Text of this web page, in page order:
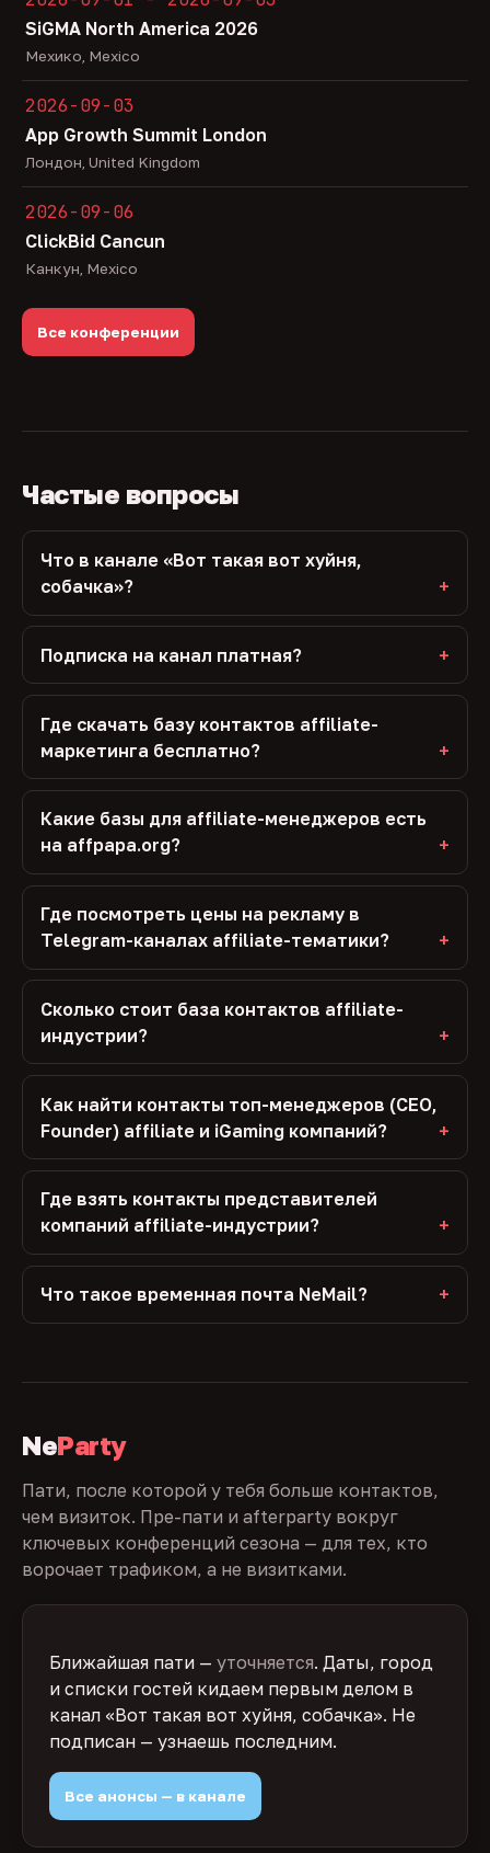
SiGMA North America 2026
Мехико, Mexico
2026-09-03
App Growth Summit London
Лондон, United Kingdom
2026-09-06
ClickBid Cancun
Канкун, Mexico
Все конференции
Частые вопросы
Что в канале «Вот такая вот хуйня,
собачка»?
Подписка на канал платная?
Где скачать базу контактов affiliate-
маркетинга бесплатно?
Какие базы для affiliate-менеджеров есть
на affpapa.org?
Где посмотреть цены на рекламу в
Telegram-каналах affiliate-тематики?
Сколько стоит база контактов affiliate-
индустрии?
Как найти контакты топ-менеджеров (CEO,
Founder) affiliate и iGaming компаний?
Где взять контакты представителей
компаний affiliate-индустрии?
Что такое временная почта NeMail?
NeParty
Пати, после которой у тебя больше контактов,
чем визиток. Пре-пати и afterparty вокруг
ключевых конференций сезона — для тех, кто
ворочает трафиком, а не визитками.
Ближайшая пати — уточняется. Даты, город
и списки гостей кидаем первым делом в
канал «Вот такая вот хуйня, собачка». Не
подписан — узнаешь последним.
Все анонсы — в канале